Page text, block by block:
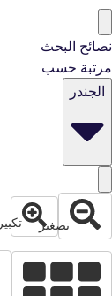
نصائح البحث
مرتبة حسب
الجندر
تصغير تكبير